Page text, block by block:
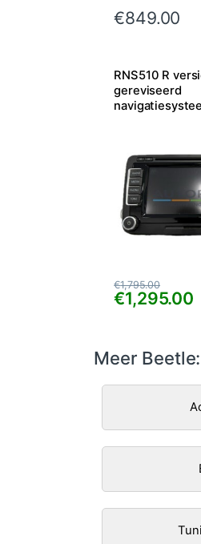
€849.00
RNS510 R
gereviseerd
€1,295.00
€1,795.00
Meer Beetle: